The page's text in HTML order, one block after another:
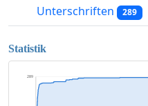
Unterschriften 289
Statistik
289